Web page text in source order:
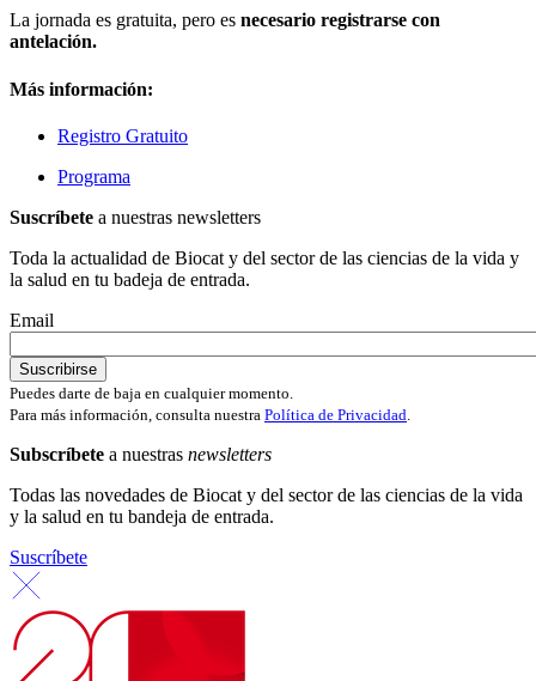
La jornada es gratuita, pero es necesario registrarse con
antelación.
Más información:
Registro Gratuito
Programa
Suscríbete a nuestras newsletters
Toda la actualidad de Biocat y del sector de las ciencias de la vida y
la salud en tu badeja de entrada.
Email
Puedes darte de baja en cualquier momento.
Para más información, consulta nuestra Política de Privacidad
Subscríbete a nuestras newsletters
Todas las novedades de Biocat y del sector de las ciencias de la vida
y la salud en tu bandeja de entrada.
Suscríbete